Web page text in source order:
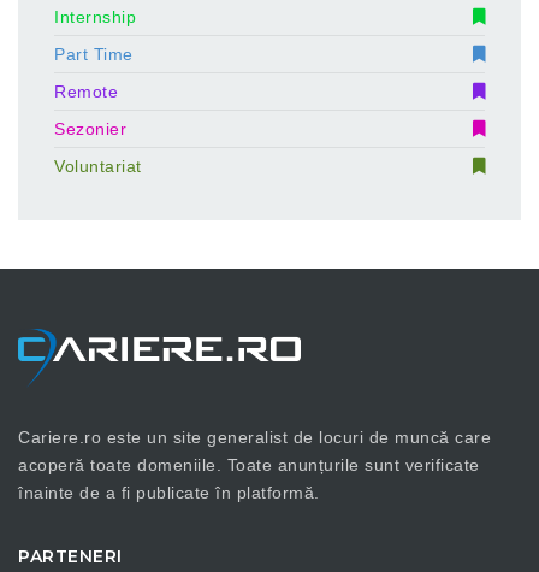
Internship
Part Time
Remote
Sezonier
Voluntariat
Cariere.ro este un site generalist de locuri de muncă care
acoperă toate domeniile. Toate anunțurile sunt verificate
înainte de a fi publicate în platformă.
PARTENERI